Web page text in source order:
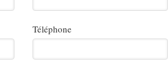
Téléphone